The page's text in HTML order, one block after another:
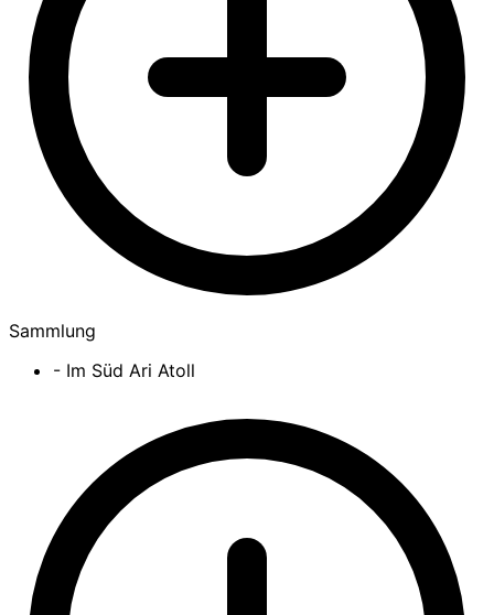
Sammlung
- Im Süd Ari Atoll